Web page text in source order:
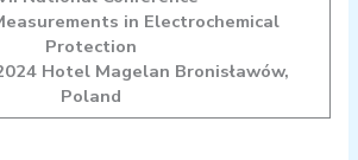
in Electrochemical
Protection
Hotel Magelan Bronisławów,
Poland